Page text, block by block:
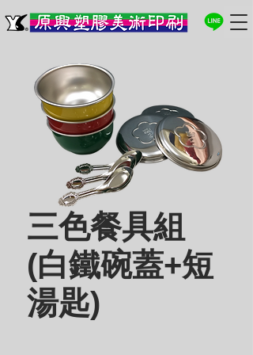
三色餐具組
(白鐵碗蓋+短
湯匙)